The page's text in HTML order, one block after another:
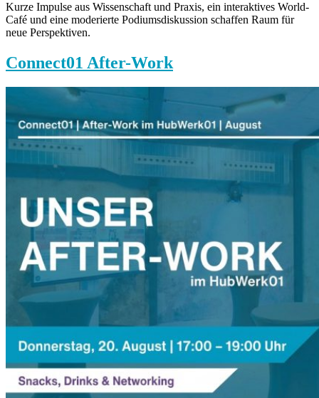
Kurze Impulse aus Wissenschaft und Praxis, ein interaktives World-
Café und eine moderierte Podiumsdiskussion schaffen Raum für
neue Perspektiven.
Connect01 After-Work